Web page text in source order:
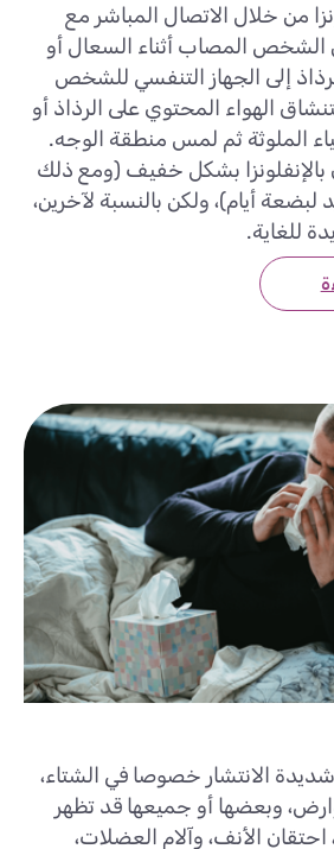
من خلال الاتصال المباشر مع
الشخص المصاب أثناء السعال أو
إلى الجهاز التنفسي للشخص
الهواء المحتوي على الرذاذ أو
الملوثة ثم لمس منطقة الوجه.
بشكل خفيف (ومع ذلك
أيام)، ولكن بالنسبة لآخرين،
للغاية.
شديدة الانتشار خصوصا في الشتاء،
وبعضها أو جميعها قد تظهر
الأنف، وآلام العضلات،